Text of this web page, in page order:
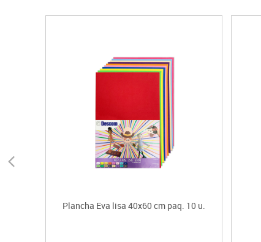
Plancha Eva lisa 40x60 cm paq. 10 u.